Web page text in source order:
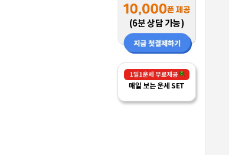
(6분 상담 가능)
매일 보는 운세 SET